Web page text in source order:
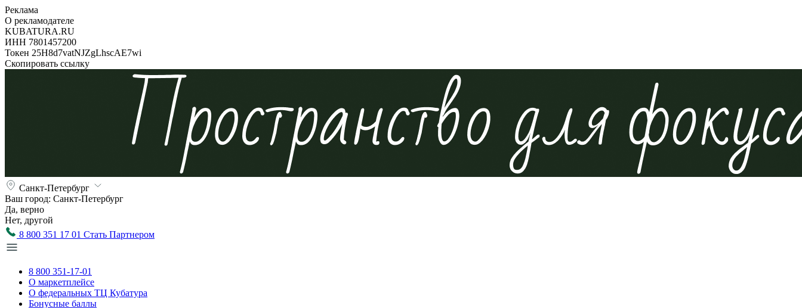
Реклама
О рекламодателе
KUBATURA.RU
ИНН 7801457200
Токен 25H8d7vatNJZgLhscAE7wi
Скопировать ссылку
Санкт-Петербург
Ваш город: Санкт-Петербург
Да, верно
Нет, другой
8 800 351 17 01 Стать Партнером
8 800 351-17-01
О маркетплейсе
О федеральных ТЦ Кубатура
Бонусные баллы